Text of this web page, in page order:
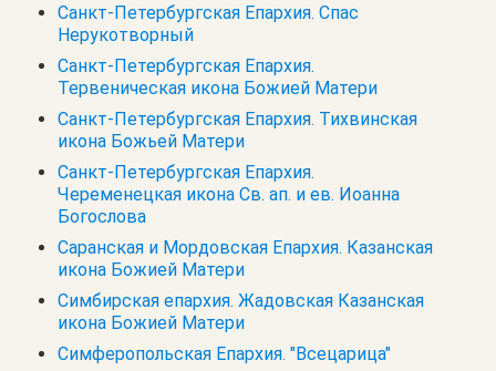
Санкт-Петербургская Епархия. Спас
Нерукотворный
Санкт-Петербургская Епархия.
Тервеническая икона Божией Матери
Санкт-Петербургская Епархия. Тихвинская
икона Божьей Матери
Санкт-Петербургская Епархия.
Череменецкая икона Св. ап. и ев. Иоанна
Богослова
Саранская и Мордовская Епархия. Казанская
икона Божией Матери
Симбирская епархия. Жадовская Казанская
икона Божией Матери
Симферопольская Епархия. "Всецарица"